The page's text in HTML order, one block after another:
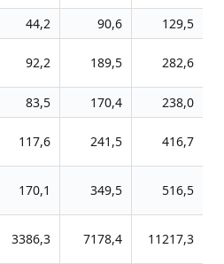
44,2 90,6
129,5
92,2 189,5 282,6
83,5 170,4
238,0
117,6 241,5 416,7
170,1 349,5 516,5
3386,3 7178,4 11217,3